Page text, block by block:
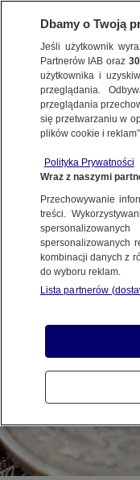
BIZNES
PIENIĄDZE
analityków
3.02.2017, 17:59
Udostępnij
Dbamy o Twoją
Jeśli użytkownik
Partnerów IAB oraz30
użytkownika i
przeglądania.
przeglądania
się przetwarzaniu w
plików cookie i
Polityka Prywatności
Wraz z naszymi
Przechowywanie
treści.
spersonalizowanych
kombinacji danych z
do wyboru reklam.
Lista partnerów